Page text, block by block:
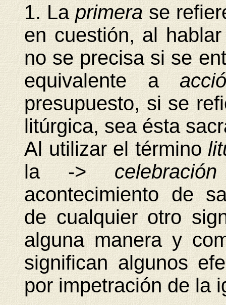
1. La primera se
en cuestión, al
no se precisa si se
equivalente a
presupuesto, si se
litúrgica, sea ésta
Al utilizar el término
la ->
acontecimiento de
de cualquier otro
alguna manera y
significan algunos
por impetración de la